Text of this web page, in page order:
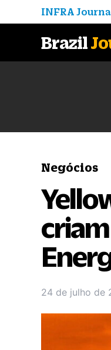
INFRA
Brazil
Negócios
24 de julho de